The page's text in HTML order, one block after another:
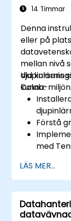
14 Timmar
Denna
eller på
mellan nivå
Colab-miljön.
Vid kursens
kunna:
Förstå
med
LÄS MER...